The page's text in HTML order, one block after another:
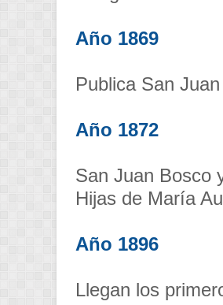
Año 1869
Publica San
Año 1872
San Juan Bosco
Hijas de María
Año 1896
Llegan los